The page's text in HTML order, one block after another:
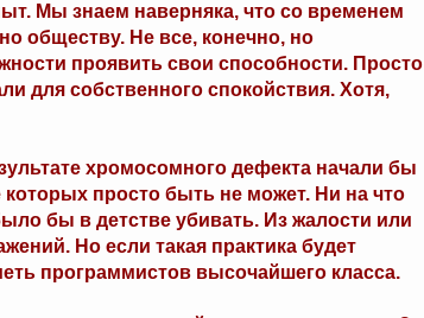
Мы знаем наверняка, что со временем
обществу. Не все, конечно, но
проявить свои способности. Просто
для собственного спокойствия. Хотя,
хромосомного дефекта начали бы
просто быть не может. Ни на что
бы в детстве убивать. Из жалости или
Но если такая практика будет
программистов высочайшего класса.